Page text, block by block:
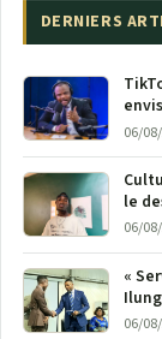
DERNIERS
M23
06/
le
06/
«
06/